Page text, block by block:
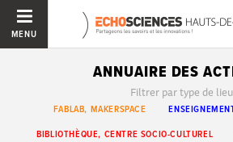
MENU
ANNUAIRE DES
Filtrer par type de lieu
FABLAB, MAKERSPACE
BIBLIOTHÈQUE, CENTRE SOCIO-CULTUREL